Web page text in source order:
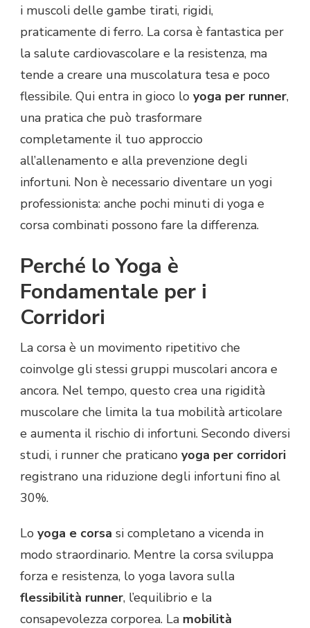
i muscoli delle gambe tirati, rigidi,
praticamente di ferro. La corsa è fantastica per
la salute cardiovascolare e la resistenza, ma
tende a creare una muscolatura tesa e poco
flessibile. Qui entra in gioco lo yoga per runner,
una pratica che può trasformare
completamente il tuo approccio
all’allenamento e alla prevenzione degli
infortuni. Non è necessario diventare un yogi
professionista: anche pochi minuti di yoga e
corsa combinati possono fare la differenza.
Perché lo Yoga è
Fondamentale per i
Corridori
La corsa è un movimento ripetitivo che
coinvolge gli stessi gruppi muscolari ancora e
ancora. Nel tempo, questo crea una rigidità
muscolare che limita la tua mobilità articolare
e aumenta il rischio di infortuni. Secondo diversi
studi, i runner che praticano yoga per corridori
registrano una riduzione degli infortuni fino al
30%.
Lo yoga e corsa si completano a vicenda in
modo straordinario. Mentre la corsa sviluppa
forza e resistenza, lo yoga lavora sulla
flessibilità runner, l’equilibrio e la
consapevolezza corporea. La mobilità